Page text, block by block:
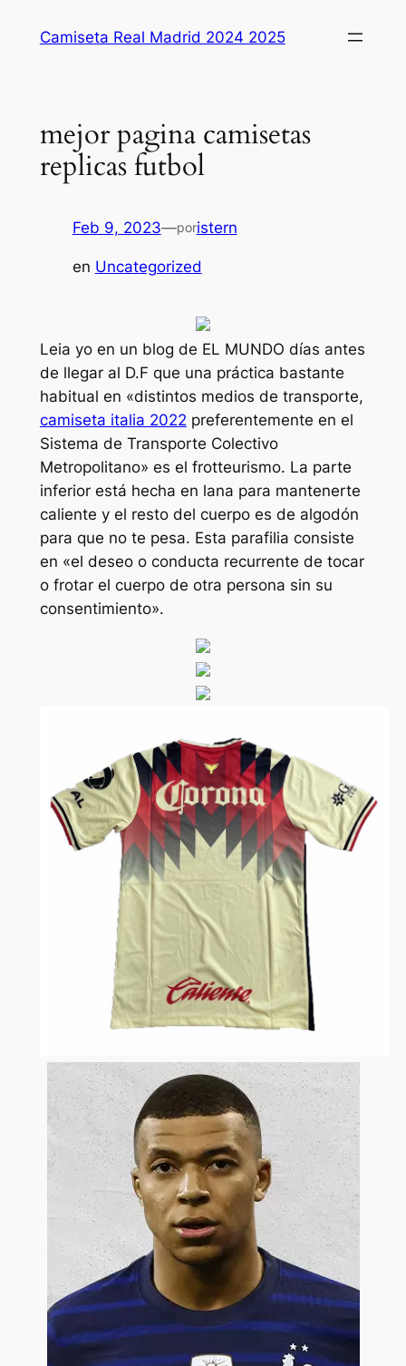
Camiseta Real Madrid 2024 2025
mejor pagina camisetas
replicas futbol
Feb 9, 2023—poristern
en Uncategorized
Leia yo en un blog de EL MUNDO días antes
de llegar al D.F que una práctica bastante
habitual en «distintos medios de transporte,
camiseta italia 2022 preferentemente en el
Sistema de Transporte Colectivo
Metropolitano» es el frotteurismo. La parte
inferior está hecha en lana para mantenerte
caliente y el resto del cuerpo es de algodón
para que no te pesa. Esta parafilia consiste
en «el deseo o conducta recurrente de tocar
o frotar el cuerpo de otra persona sin su
consentimiento».